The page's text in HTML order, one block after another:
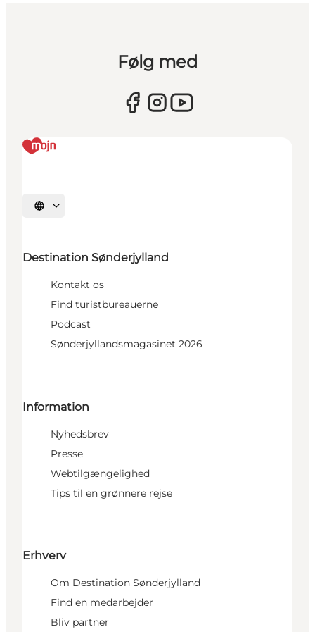
Følg med
Vælg sprog
Destination Sønderjylland
Kontakt os
Find turistbureauerne
Podcast
Sønderjyllandsmagasinet 2026
Information
Nyhedsbrev
Presse
Webtilgængelighed
Tips til en grønnere rejse
Erhverv
Om Destination Sønderjylland
Find en medarbejder
Bliv partner